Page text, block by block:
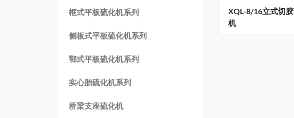
框式平板硫化机系列
侧板式平板硫化机系列
鄂式平板硫化机系列
实心胎硫化机系列
桥梁支座硫化机
XQL-8/16立式切胶
机